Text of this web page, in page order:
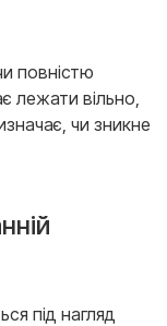
повністю
лежати вільно,
чи зникне
під нагляд